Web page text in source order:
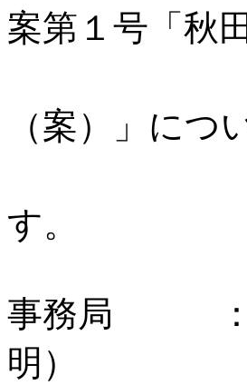
案第１号「秋
林及び被
（案）」につ
務局か
事務局 ：